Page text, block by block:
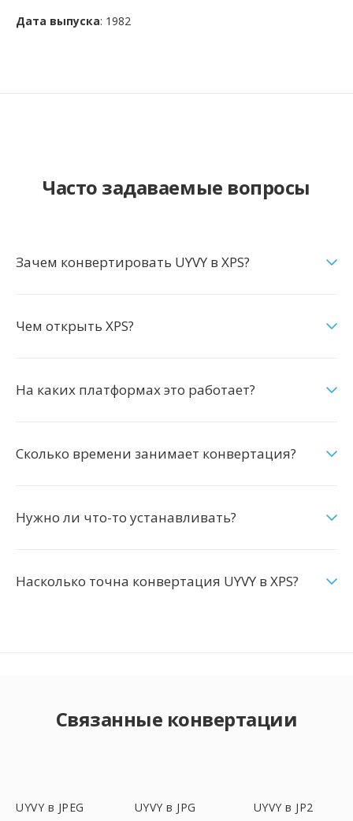
Дата выпуска: 1982
Часто задаваемые вопросы
Зачем конвертировать UYVY в XPS?
Чем открыть XPS?
На каких платформах это работает?
Сколько времени занимает конвертация?
Нужно ли что-то устанавливать?
Насколько точна конвертация UYVY в XPS?
Связанные конвертации
UYVY в JPEG UYVY в JPG UYVY в JP2